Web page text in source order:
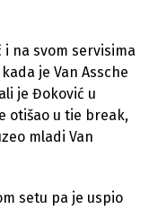
na svom servisima
je Van Assche
je Đoković u
otišao u tie break,
mladi Van
setu pa je uspio